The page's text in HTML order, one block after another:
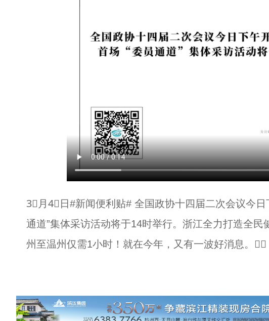
3⃣月4⃣日#新闻便利贴# 全国政协十四届二次会议今
通道”集体采访活动将于14时举行。浙江全力打造全
州至温州仅需1小时！就在今年，又有一波好消息。⬇⬇